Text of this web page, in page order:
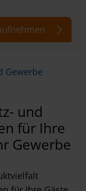
Gewerbe
und
für Ihre
Gewerbe